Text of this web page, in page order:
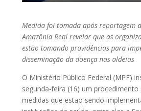
Medida foi tomada após reportagem
Amazônia Real revelar que as
estão tomando providências para
disseminação da doença nas aldeias
O Ministério Público Federal (MPF)
segunda-feira (16) um procedimento
medidas que estão sendo